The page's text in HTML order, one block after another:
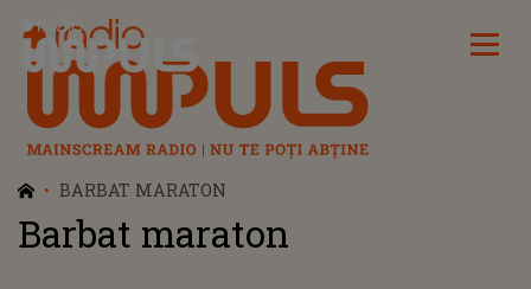
Radio Impuls
BARBAT MARATON
Barbat maraton